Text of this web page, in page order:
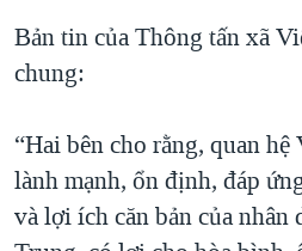
Bản tin của Thông tấn xã
chung:
“Hai bên cho rằng, quan
lành mạnh, ổn định, đáp
và lợi ích căn bản của nhân